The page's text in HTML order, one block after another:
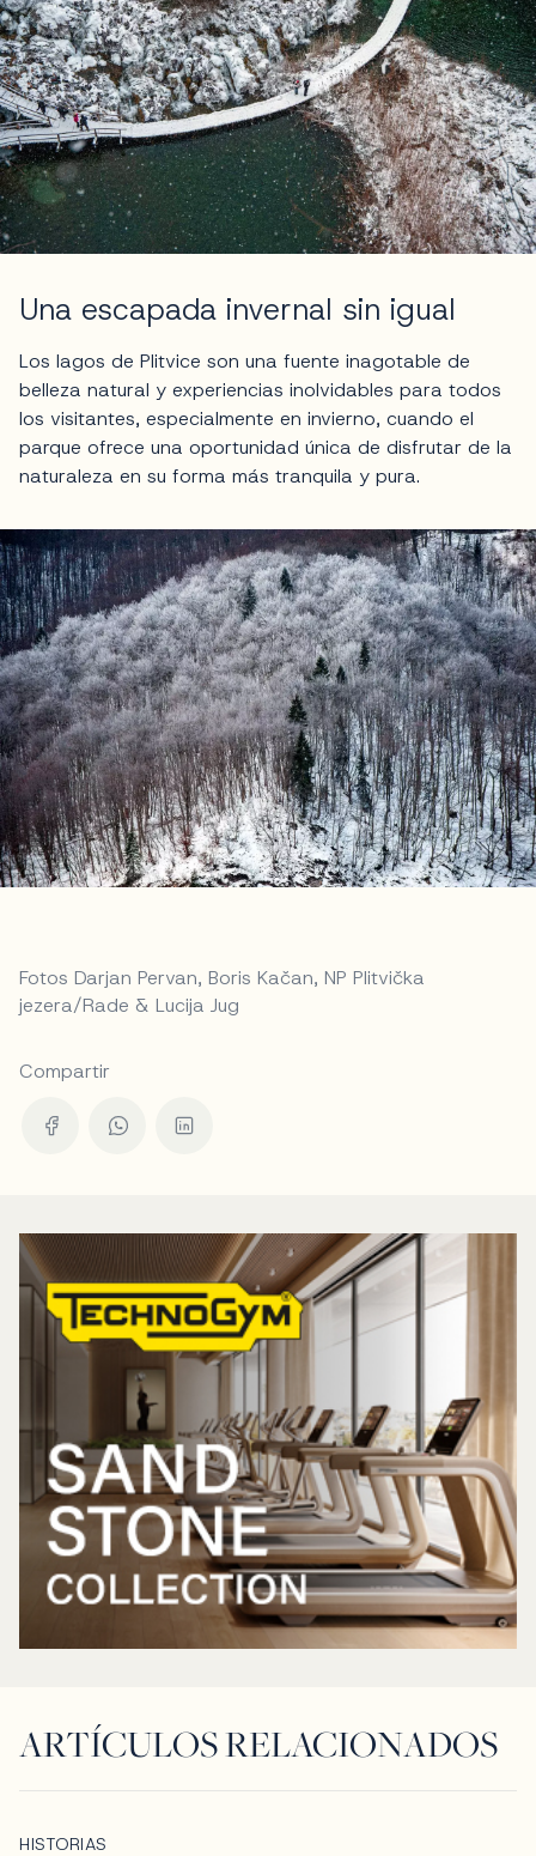
Una escapada invernal sin igual
Los lagos de Plitvice son una fuente inagotable de
belleza natural y experiencias inolvidables para todos
los visitantes, especialmente en invierno, cuando el
parque ofrece una oportunidad única de disfrutar de la
naturaleza en su forma más tranquila y pura.
Fotos Darjan Pervan, Boris Kačan, NP Plitvička
jezera/Rade & Lucija Jug
Compartir
ARTÍCULOS RELACIONADOS
HISTORIAS